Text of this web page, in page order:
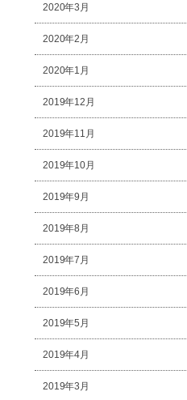
2020年3月
2020年2月
2020年1月
2019年12月
2019年11月
2019年10月
2019年9月
2019年8月
2019年7月
2019年6月
2019年5月
2019年4月
2019年3月